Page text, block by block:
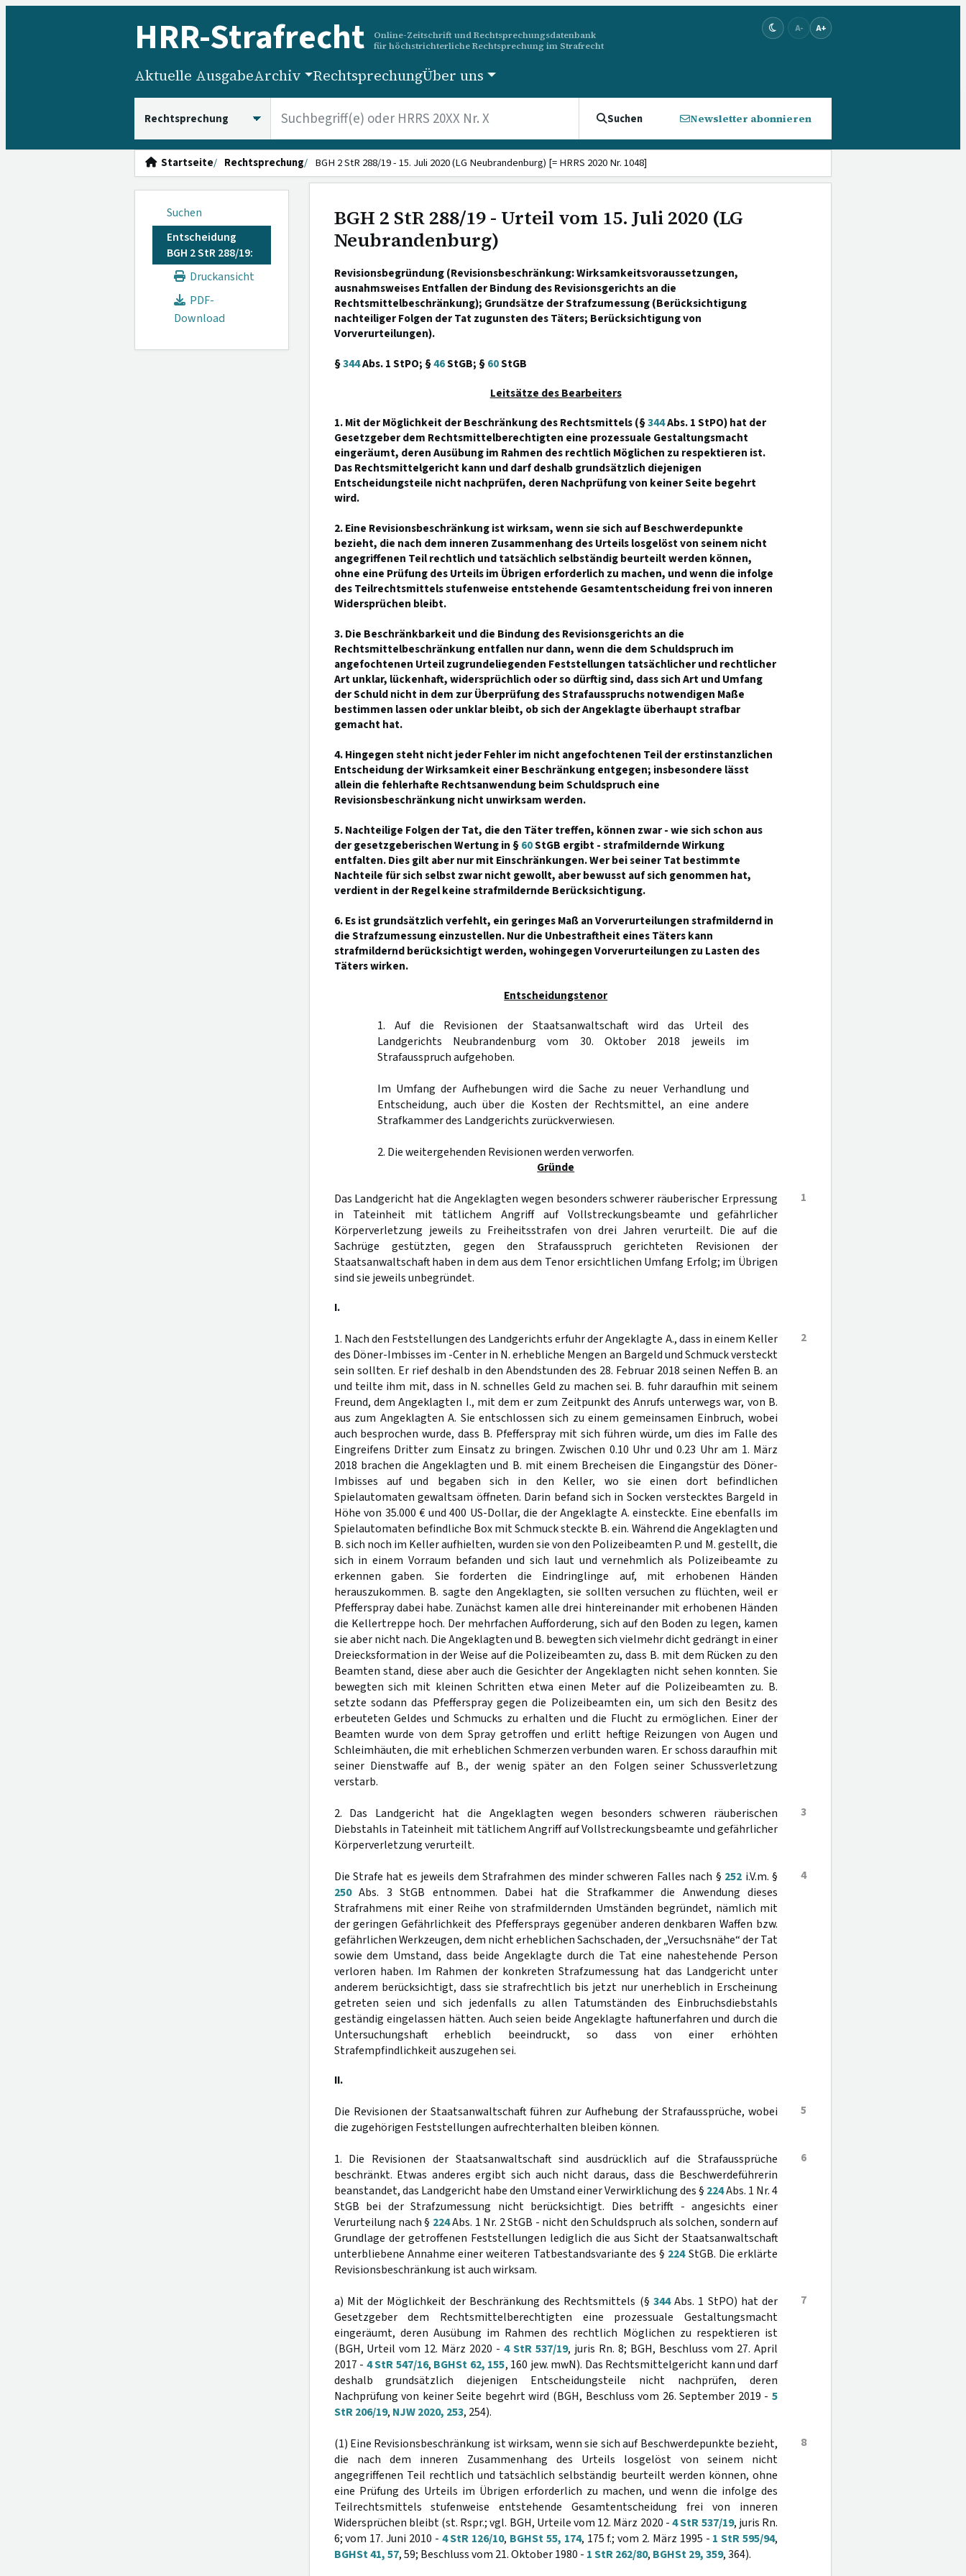
HRR-Strafrecht
Online-Zeitschrift und Rechtsprechungsdatenbank
für höchstrichterliche Rechtsprechung im Strafrecht
A- A+
Aktuelle AusgabeArchiv RechtsprechungÜber uns
Suchen Newsletter abonnieren
Startseite Rechtsprechung BGH 2 StR 288/19 - 15. Juli 2020 (LG Neubrandenburg) [= HRRS 2020 Nr. 1048]
Suchen
Entscheidung
BGH 2 StR 288/19:
Druckansicht
PDF-
Download
BGH 2 StR 288/19 - Urteil vom 15. Juli 2020 (LG
Neubrandenburg)
Revisionsbegründung (Revisionsbeschränkung: Wirksamkeitsvoraussetzungen,
ausnahmsweises Entfallen der Bindung des Revisionsgerichts an die
Rechtsmittelbeschränkung); Grundsätze der Strafzumessung (Berücksichtigung
nachteiliger Folgen der Tat zugunsten des Täters; Berücksichtigung von
Vorverurteilungen).
§344Abs. 1 StPO; §46StGB; §60StGB
Leitsätze des Bearbeiters
1. Mit der Möglichkeit der Beschränkung des Rechtsmittels (§344Abs. 1 StPO) hat der
Gesetzgeber dem Rechtsmittelberechtigten eine prozessuale Gestaltungsmacht
eingeräumt, deren Ausübung im Rahmen des rechtlich Möglichen zu respektieren ist.
Das Rechtsmittelgericht kann und darf deshalb grundsätzlich diejenigen
Entscheidungsteile nicht nachprüfen, deren Nachprüfung von keiner Seite begehrt
wird.
2. Eine Revisionsbeschränkung ist wirksam, wenn sie sich auf Beschwerdepunkte
bezieht, die nach dem inneren Zusammenhang des Urteils losgelöst von seinem nicht
angegriffenen Teil rechtlich und tatsächlich selbständig beurteilt werden können,
ohne eine Prüfung des Urteils im Übrigen erforderlich zu machen, und wenn die infolge
des Teilrechtsmittels stufenweise entstehende Gesamtentscheidung frei von inneren
Widersprüchen bleibt.
3. Die Beschränkbarkeit und die Bindung des Revisionsgerichts an die
Rechtsmittelbeschränkung entfallen nur dann, wenn die dem Schuldspruch im
angefochtenen Urteil zugrundeliegenden Feststellungen tatsächlicher und rechtlicher
Art unklar, lückenhaft, widersprüchlich oder so dürftig sind, dass sich Art und Umfang
der Schuld nicht in dem zur Überprüfung des Strafausspruchs notwendigen Maße
bestimmen lassen oder unklar bleibt, ob sich der Angeklagte überhaupt strafbar
gemacht hat.
4. Hingegen steht nicht jeder Fehler im nicht angefochtenen Teil der erstinstanzlichen
Entscheidung der Wirksamkeit einer Beschränkung entgegen; insbesondere lässt
allein die fehlerhafte Rechtsanwendung beim Schuldspruch eine
Revisionsbeschränkung nicht unwirksam werden.
5. Nachteilige Folgen der Tat, die den Täter treffen, können zwar - wie sich schon aus
der gesetzgeberischen Wertung in §60StGB ergibt - strafmildernde Wirkung
entfalten. Dies gilt aber nur mit Einschränkungen. Wer bei seiner Tat bestimmte
Nachteile für sich selbst zwar nicht gewollt, aber bewusst auf sich genommen hat,
verdient in der Regel keine strafmildernde Berücksichtigung.
6. Es ist grundsätzlich verfehlt, ein geringes Maß an Vorverurteilungen strafmildernd in
die Strafzumessung einzustellen. Nur die Unbestraftheit eines Täters kann
strafmildernd berücksichtigt werden, wohingegen Vorverurteilungen zu Lasten des
Täters wirken.
Entscheidungstenor
1. Auf die Revisionen der Staatsanwaltschaft wird das Urteil des
Landgerichts Neubrandenburg vom 30. Oktober 2018 jeweils im
Strafausspruch aufgehoben.
Im Umfang der Aufhebungen wird die Sache zu neuer Verhandlung und
Entscheidung, auch über die Kosten der Rechtsmittel, an eine andere
Strafkammer des Landgerichts zurückverwiesen.
2. Die weitergehenden Revisionen werden verworfen.
Gründe
1
Das Landgericht hat die Angeklagten wegen besonders schwerer räuberischer Erpressung
in Tateinheit mit tätlichem Angriff auf Vollstreckungsbeamte und gefährlicher
Körperverletzung jeweils zu Freiheitsstrafen von drei Jahren verurteilt. Die auf die
Sachrüge gestützten, gegen den Strafausspruch gerichteten Revisionen der
Staatsanwaltschaft haben in dem aus dem Tenor ersichtlichen Umfang Erfolg; im Übrigen
sind sie jeweils unbegründet.
I.
2
1. Nach den Feststellungen des Landgerichts erfuhr der Angeklagte A., dass in einem Keller
des Döner-Imbisses im -Center in N. erhebliche Mengen an Bargeld und Schmuck versteckt
sein sollten. Er rief deshalb in den Abendstunden des 28. Februar 2018 seinen Neffen B. an
und teilte ihm mit, dass in N. schnelles Geld zu machen sei. B. fuhr daraufhin mit seinem
Freund, dem Angeklagten I., mit dem er zum Zeitpunkt des Anrufs unterwegs war, von B.
aus zum Angeklagten A. Sie entschlossen sich zu einem gemeinsamen Einbruch, wobei
auch besprochen wurde, dass B. Pfefferspray mit sich führen würde, um dies im Falle des
Eingreifens Dritter zum Einsatz zu bringen. Zwischen 0.10 Uhr und 0.23 Uhr am 1. März
2018 brachen die Angeklagten und B. mit einem Brecheisen die Eingangstür des Döner-
Imbisses auf und begaben sich in den Keller, wo sie einen dort befindlichen
Spielautomaten gewaltsam öffneten. Darin befand sich in Socken verstecktes Bargeld in
Höhe von 35.000 € und 400 US-Dollar, die der Angeklagte A. einsteckte. Eine ebenfalls im
Spielautomaten befindliche Box mit Schmuck steckte B. ein. Während die Angeklagten und
B. sich noch im Keller aufhielten, wurden sie von den Polizeibeamten P. und M. gestellt, die
sich in einem Vorraum befanden und sich laut und vernehmlich als Polizeibeamte zu
erkennen gaben. Sie forderten die Eindringlinge auf, mit erhobenen Händen
herauszukommen. B. sagte den Angeklagten, sie sollten versuchen zu flüchten, weil er
Pfefferspray dabei habe. Zunächst kamen alle drei hintereinander mit erhobenen Händen
die Kellertreppe hoch. Der mehrfachen Aufforderung, sich auf den Boden zu legen, kamen
sie aber nicht nach. Die Angeklagten und B. bewegten sich vielmehr dicht gedrängt in einer
Dreiecksformation in der Weise auf die Polizeibeamten zu, dass B. mit dem Rücken zu den
Beamten stand, diese aber auch die Gesichter der Angeklagten nicht sehen konnten. Sie
bewegten sich mit kleinen Schritten etwa einen Meter auf die Polizeibeamten zu. B.
setzte sodann das Pfefferspray gegen die Polizeibeamten ein, um sich den Besitz des
erbeuteten Geldes und Schmucks zu erhalten und die Flucht zu ermöglichen. Einer der
Beamten wurde von dem Spray getroffen und erlitt heftige Reizungen von Augen und
Schleimhäuten, die mit erheblichen Schmerzen verbunden waren. Er schoss daraufhin mit
seiner Dienstwaffe auf B., der wenig später an den Folgen seiner Schussverletzung
verstarb.
3
2. Das Landgericht hat die Angeklagten wegen besonders schweren räuberischen
Diebstahls in Tateinheit mit tätlichem Angriff auf Vollstreckungsbeamte und gefährlicher
Körperverletzung verurteilt.
4
Die Strafe hat es jeweils dem Strafrahmen des minder schweren Falles nach § 252 i.V.m. §
250Abs. 3 StGB entnommen. Dabei hat die Strafkammer die Anwendung dieses
Strafrahmens mit einer Reihe von strafmildernden Umständen begründet, nämlich mit
der geringen Gefährlichkeit des Pfeffersprays gegenüber anderen denkbaren Waffen bzw.
gefährlichen Werkzeugen, dem nicht erheblichen Sachschaden, der „Versuchsnähe“ der Tat
sowie dem Umstand, dass beide Angeklagte durch die Tat eine nahestehende Person
verloren haben. Im Rahmen der konkreten Strafzumessung hat das Landgericht unter
anderem berücksichtigt, dass sie strafrechtlich bis jetzt nur unerheblich in Erscheinung
getreten seien und sich jedenfalls zu allen Tatumständen des Einbruchsdiebstahls
geständig eingelassen hätten. Auch seien beide Angeklagte haftunerfahren und durch die
Untersuchungshaft erheblich beeindruckt, so dass von einer erhöhten
Strafempfindlichkeit auszugehen sei.
II.
5
Die Revisionen der Staatsanwaltschaft führen zur Aufhebung der Strafaussprüche, wobei
die zugehörigen Feststellungen aufrechterhalten bleiben können.
6
1. Die Revisionen der Staatsanwaltschaft sind ausdrücklich auf die Strafaussprüche
beschränkt. Etwas anderes ergibt sich auch nicht daraus, dass die Beschwerdeführerin
beanstandet, das Landgericht habe den Umstand einer Verwirklichung des § 224Abs. 1 Nr. 4
StGB bei der Strafzumessung nicht berücksichtigt. Dies betrifft - angesichts einer
Verurteilung nach § 224Abs. 1 Nr. 2 StGB - nicht den Schuldspruch als solchen, sondern auf
Grundlage der getroffenen Feststellungen lediglich die aus Sicht der Staatsanwaltschaft
unterbliebene Annahme einer weiteren Tatbestandsvariante des § 224StGB. Die erklärte
Revisionsbeschränkung ist auch wirksam.
7
a) Mit der Möglichkeit der Beschränkung des Rechtsmittels (§ 344Abs. 1 StPO) hat der
Gesetzgeber dem Rechtsmittelberechtigten eine prozessuale Gestaltungsmacht
eingeräumt, deren Ausübung im Rahmen des rechtlich Möglichen zu respektieren ist
(BGH, Urteil vom 12. März 2020 -4 StR 537/19, juris Rn. 8; BGH, Beschluss vom 27. April
2017 - 4 StR 547/16, BGHSt 62, 155, 160 jew. mwN). Das Rechtsmittelgericht kann und darf
deshalb grundsätzlich diejenigen Entscheidungsteile nicht nachprüfen, deren
Nachprüfung von keiner Seite begehrt wird (BGH, Beschluss vom 26. September 2019 - 5
StR 206/19, NJW 2020, 253, 254).
8
(1) Eine Revisionsbeschränkung ist wirksam, wenn sie sich auf Beschwerdepunkte bezieht,
die nach dem inneren Zusammenhang des Urteils losgelöst von seinem nicht
angegriffenen Teil rechtlich und tatsächlich selbständig beurteilt werden können, ohne
eine Prüfung des Urteils im Übrigen erforderlich zu machen, und wenn die infolge des
Teilrechtsmittels stufenweise entstehende Gesamtentscheidung frei von inneren
Widersprüchen bleibt (st. Rspr.; vgl. BGH, Urteile vom 12. März 2020 -4 StR 537/19, juris Rn.
6; vom 17. Juni 2010 - 4 StR 126/10, BGHSt 55, 174, 175 f.; vom 2. März 1995 - 1 StR 595/94,
BGHSt 41, 57, 59; Beschluss vom 21. Oktober 1980 - 1 StR 262/80, BGHSt 29, 359, 364).